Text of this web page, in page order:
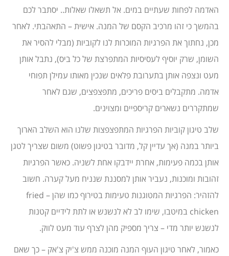
האדמה לפחות שעתיים במים. אל תשאלו שאלות.. יסתבר לכם
בהמשך כי זהו מרכיב הקסם של המנה. אישית – התאהבתי. לאחר
מכן, נחתוך את הפרגיות המוכרות לנו לקוביות (מבלי להסיר את
השומן, שרק יוסיף לעסיסיות המתפרצת של כל ביס), נתבל אותן
מעט ונצפה אותן בתערובת פלאים שנכין מאותו עמילן תפוחי
אדמה. מתקבלים ביסים פריכים, מתפצפצים, שגם לאחר
שמתקררים נשארים קריספיים ומצוינים.
שלב טיגון קוביות הפרגיות המתפצפצות שלנו הוא השלב הארוך
ביותר במנה (אך עדיין קל, מדובר בטיגון פשוט) משום שצריך לטגן
אותן בכמה פעימות, אחרת יידבקו אחת לשניה. כאשר הפרגיות
זהובות ומוכנות, נעביר אותן למסננת שנניח מעל קערה. חשוב
להזהיר: הפרגיות המטוגנות טעימות בטירוף כמו שהן – fried
chicken במיטבו, שימו לב לא לנשנש או לתת לידיים קטנות
לנשנש יותר מדי – צריך מספיק מהן לצרף עוד מעט לווק.
כאמור, לאחר טיגון העוף המנה מוכנה ממש צ'יק צ'אק – כך שאם